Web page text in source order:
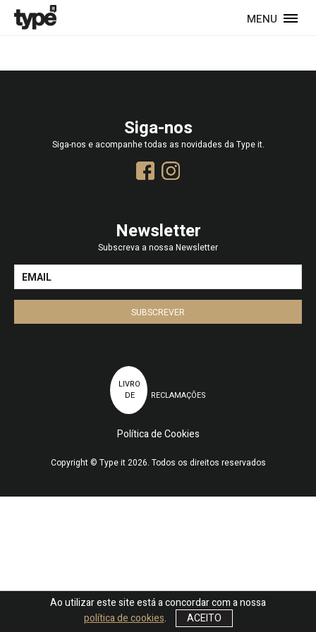
MENU
Ao utilizar este site está a concordar com a nossa
política de cookies. ACEITO
Siga-nos
Siga-nos e acompanhe todas as novidades da Type it.
Newsletter
Subscreva a nossa Newsletter
LIVRO
DE
RECLAMAÇÕES
Política de Cookies
Copyright © Type it 2026. Todos os direitos reservados